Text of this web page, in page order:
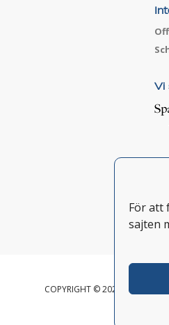
För att
sajten
Vi
COPYRIGHT © 2026 HJÄLMARED